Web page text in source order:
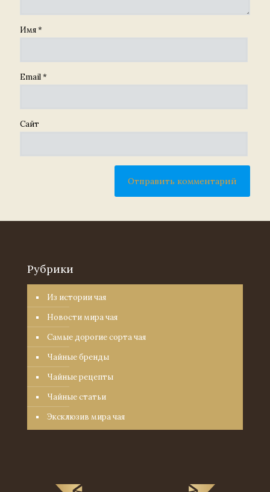
Имя*
Email*
Сайт
Рубрики
Из истории чая
Новости мира чая
Самые дорогие сорта чая
Чайные бренды
Чайные рецепты
Чайные статьи
Эксклюзив мира чая